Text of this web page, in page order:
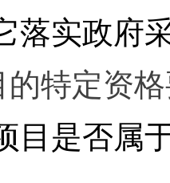
落实政府
的特定资
目是否属